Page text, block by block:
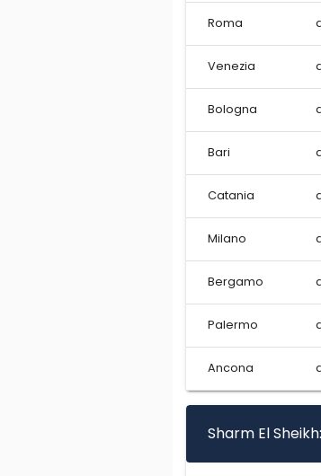
Roma
Venezia
Bologna
Bari
Catania
Milano
Bergamo
Palermo
Ancona
Sharm El